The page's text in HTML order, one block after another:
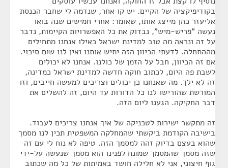
בקודיפיקציה של הקיים. יש קו אחר, שנדמה לי שחבר הכנסת
אליעזר כהן מייצג אותו, שאומר: אחרי חמישים שנה בואו
נעשה "פריש-מיש", נבדוק את כל האפשרויות הקיימות, נדבר
על זה ונראה מה טוב למדינת ישראל כאילו אנחנו מתחילים
מההתחלה. לדעתי הכיוון הזה יתיש אותנו ואין לנו שום סיכוי.
אם זה הכיוון, חבל על הזמן של כולנו. אנחנו לא יכולים
לשבת פה היום, לכתוב חוקה חדשה למדינת ישראל כמדינה,
זה לא ילך. מה שאנחנו כן יכולים וצריכים למעשה חייבים, וזו
המורשת שהורישו לנו כל הדורות עד היום, זה להשלים את
דבר החקיקה. הגענו ליום הזה.
זה מתקשר ישירות לטכניקה של איך אנחנו צריכים לעבוד.
בישיבה הקודמת ביקשתי שהמחלקה המשפטית תכין לנו מסמך
שהוא בעצם בדיוק זהה למסמך הזה. טיפה לא נוח לי עם זה
שזה מסמך שהמסמך שמונח לפנינו הוא מסמך שנעשה על-ידי
גוף חיצוני, אני לא חלילה חושד באמיתות של כל מה שכתוב